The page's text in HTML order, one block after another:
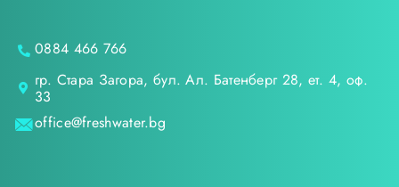
0884 466 766
гр. Стара Загора, бул. Ал. Батенберг 28, ет. 4, оф.
33
office@freshwater.bg